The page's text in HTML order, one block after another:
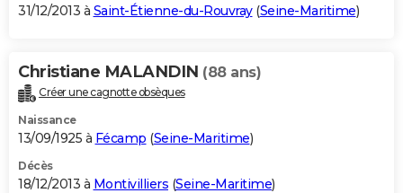
31/12/2013 à Saint-Étienne-du-Rouvray(Seine-Maritime)
Christiane MALANDIN (88 ans)
Créer une cagnotte obsèques
Naissance
13/09/1925 à Fécamp (Seine-Maritime)
Décès
18/12/2013 à Montivilliers (Seine-Maritime)